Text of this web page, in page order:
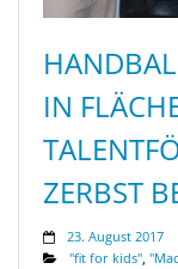
IN
ZERBST
23. August 2017
"fit for kids",